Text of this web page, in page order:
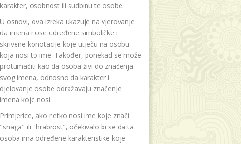
karakter, osobnost ili sudbinu te osobe.
U osnovi, ova izreka ukazuje na vjerovanje
da imena nose određene simboličke i
skrivene konotacije koje utječu na osobu
koja nosi to ime. Također, ponekad se može
protumačiti kao da osoba živi do značenja
svog imena, odnosno da karakter i
djelovanje osobe odražavaju značenje
imena koje nosi.
Primjerice, ako netko nosi ime koje znači
"snaga" ili "hrabrost", očekivalo bi se da ta
osoba ima određene karakteristike koje